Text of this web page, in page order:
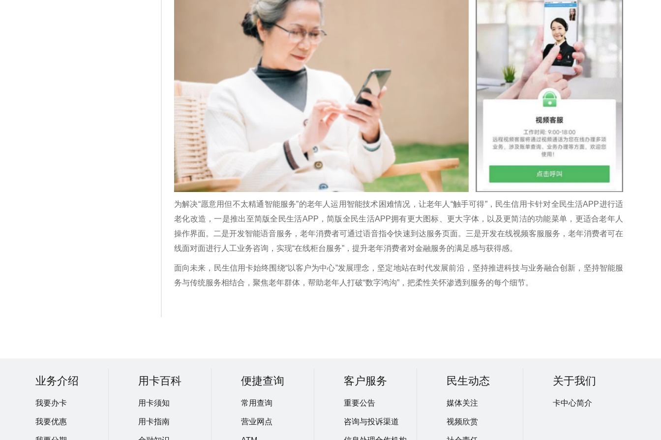
为解决“愿意用但不太精通智能服务”的老年人运用智能技术困难情况，让老年人“触手可得”，民生信用卡针对全民生活APP进行适
老化改造，一是推出至简版全民生活APP，简版全民生活APP拥有更大图标、更大字体，以及更简洁的功能菜单，更适合老年人
操作界面。二是开发智能语音服务，老年消费者可通过语音指令快速到达服务页面。三是开发在线视频客服服务，老年消费者可在
线面对面进行人工业务咨询，实现“在线柜台服务”，提升老年消费者对金融服务的满足感与获得感。
面向未来，民生信用卡始终围绕“以客户为中心”发展理念，坚定地站在时代发展前沿，坚持推进科技与业务融合创新，坚持智能服
务与传统服务相结合，聚焦老年群体，帮助老年人打破“数字鸿沟”，把柔性关怀渗透到服务的每个细节。
业务介绍
我要办卡
我要优惠
用卡百科
用卡须知
用卡指南
便捷查询
常用查询
营业网点
客户服务
重要公告
咨询与投诉渠道
民生动态
媒体关注
视频欣赏
关于我们
卡中心简介